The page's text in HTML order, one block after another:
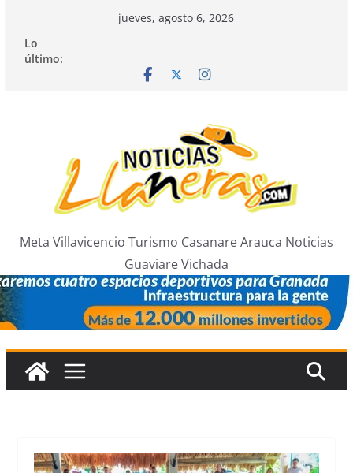
contenido
jueves, agosto 6, 2026
Lo
último:
Meta Villavicencio Turismo Casanare Arauca Noticias
Guaviare Vichada